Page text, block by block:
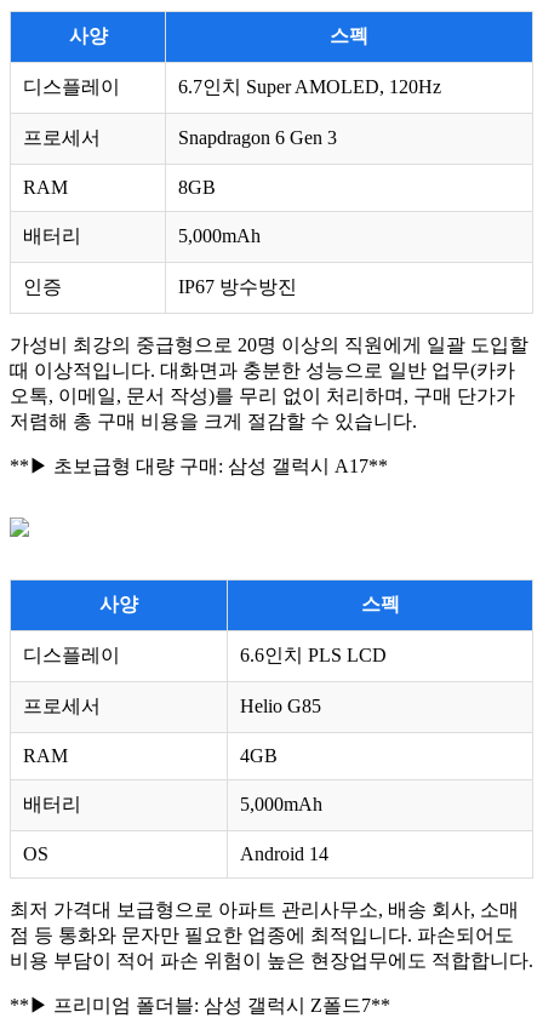
사양 스펙
디스플레이 6.7인치 Super AMOLED, 120Hz
프로세서 Snapdragon 6 Gen 3
RAM 8GB
배터리 5,000mAh
인증 IP67 방수방진
가성비 최강의 중급형으로 20명 이상의 직원에게 일괄 도입할
때 이상적입니다. 대화면과 충분한 성능으로 일반 업무(카카
오톡, 이메일, 문서 작성)를 무리 없이 처리하며, 구매 단가가
저렴해 총 구매 비용을 크게 절감할 수 있습니다.
**▶ 초보급형 대량 구매: 삼성 갤럭시 A17**
사양 스펙
디스플레이 6.6인치 PLS LCD
프로세서 Helio G85
RAM 4GB
배터리 5,000mAh
OS Android 14
최저 가격대 보급형으로 아파트 관리사무소, 배송 회사, 소매
점 등 통화와 문자만 필요한 업종에 최적입니다. 파손되어도
비용 부담이 적어 파손 위험이 높은 현장업무에도 적합합니다.
**▶ 프리미엄 폴더블: 삼성 갤럭시 Z폴드7**